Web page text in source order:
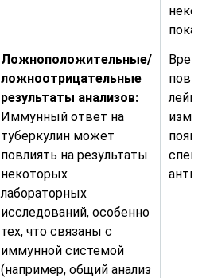
Ложноположительные/
ложноотрицательные
результаты анализов:
Иммунный ответ на
туберкулин может
повлиять на результаты
некоторых
лабораторных
исследований, особенно
тех, что связаны с
иммунной системой
(например, общий анализ